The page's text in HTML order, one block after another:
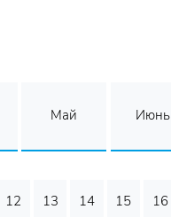
Май Июнь
12 13 14 15 16